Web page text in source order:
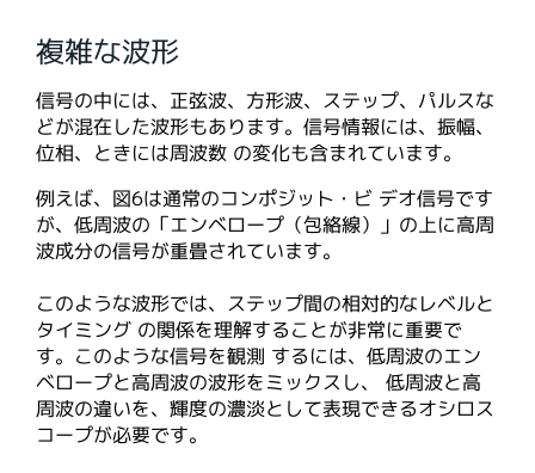
複雑な波形
信号の中には、正弦波、方形波、ステップ、パルスな
どが混在した波形もあります。信号情報には、振幅、
位相、ときには周波数 の変化も含まれています。
例えば、図6は通常のコンポジット・ビ デオ信号です
が、低周波の「エンベロープ（包絡線）」の上に高周
波成分の信号が重畳されています。
このような波形では、ステップ間の相対的なレベルと
タイミング の関係を理解することが非常に重要で
す。このような信号を観測 するには、低周波のエン
ベロープと高周波の波形をミックスし、 低周波と高
周波の違いを、輝度の濃淡として表現できるオシロス
コープが必要です。